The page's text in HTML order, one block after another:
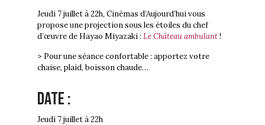
Jeudi 7 juillet à 22h, Cinémas d’Aujourd’hui vous
propose une projection sous les étoiles du chef
d’œuvre de Hayao Miyazaki : Le Château ambulant!
> Pour une séance confortable : apportez votre
chaise, plaid, boisson chaude…
Date :
Jeudi 7 juillet à 22h